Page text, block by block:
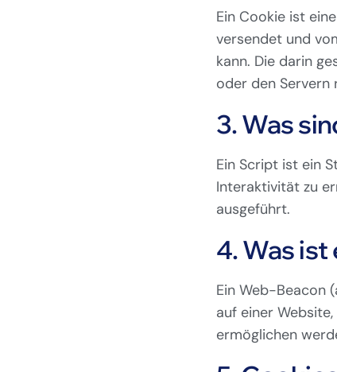
Ein Cookie ist
versendet und
kann. Die darin
oder den
3. Was
Ein Script ist ein
Interaktivität zu
ausgeführt.
4. Was ist
Ein Web-Beacon
auf einer
ermöglichen